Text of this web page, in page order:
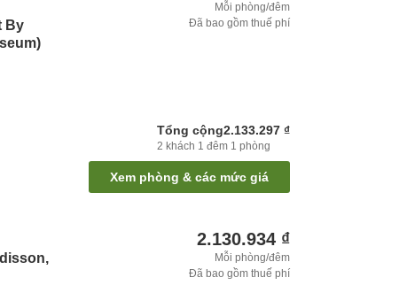
By
Mỗi phòng/đêm
Đã bao gồm thuế phí
Tổng cộng2.133.297 ₫
2 khách 1 đêm 1 phòng
Xem phòng & các mức giá
2.130.934 ₫
Mỗi phòng/đêm
Đã bao gồm thuế phí